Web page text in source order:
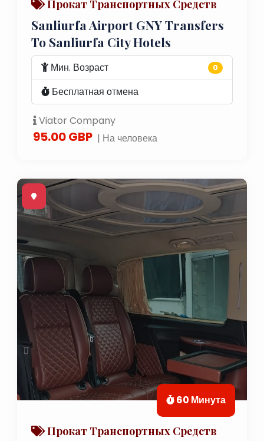
Прокат Транспортных Средств
Sanliurfa Airport GNY Transfers
To Sanliurfa City Hotels
Мин. Возраст 0
Бесплатная отмена
Viator Company
95.00 GBP | На человека
60 Минута
Прокат Транспортных Средств